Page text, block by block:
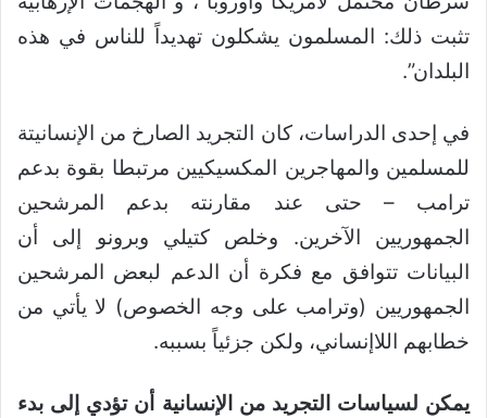
تثبت ذلك: المسلمون يشكلون تهديداً للناس في هذه
البلدان”.
في إحدى الدراسات، كان التجريد الصارخ من الإنسانيتة
للمسلمين والمهاجرين المكسيكيين مرتبطا بقوة بدعم
ترامب – حتى عند مقارنته بدعم المرشحين
الجمهوريين الآخرين. وخلص كتيلي وبرونو إلى أن
البيانات تتوافق مع فكرة أن الدعم لبعض المرشحين
الجمهوريين (وترامب على وجه الخصوص) لا يأتي من
خطابهم اللاإنساني، ولكن جزئياً بسببه.
يمكن لسياسات التجريد من الإنسانية أن تؤدي إلى بدء